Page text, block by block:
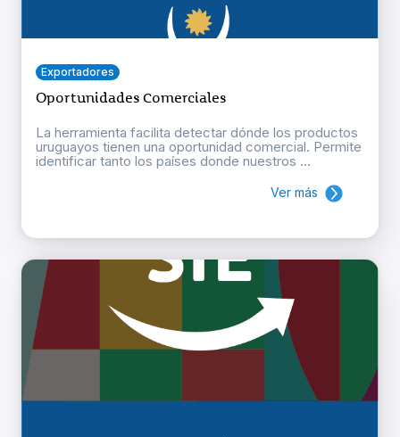
Exportadores
Oportunidades Comerciales
La herramienta facilita detectar dónde los productos
uruguayos tienen una oportunidad comercial. Permite
identificar tanto los países donde nuestros ...
Ver más